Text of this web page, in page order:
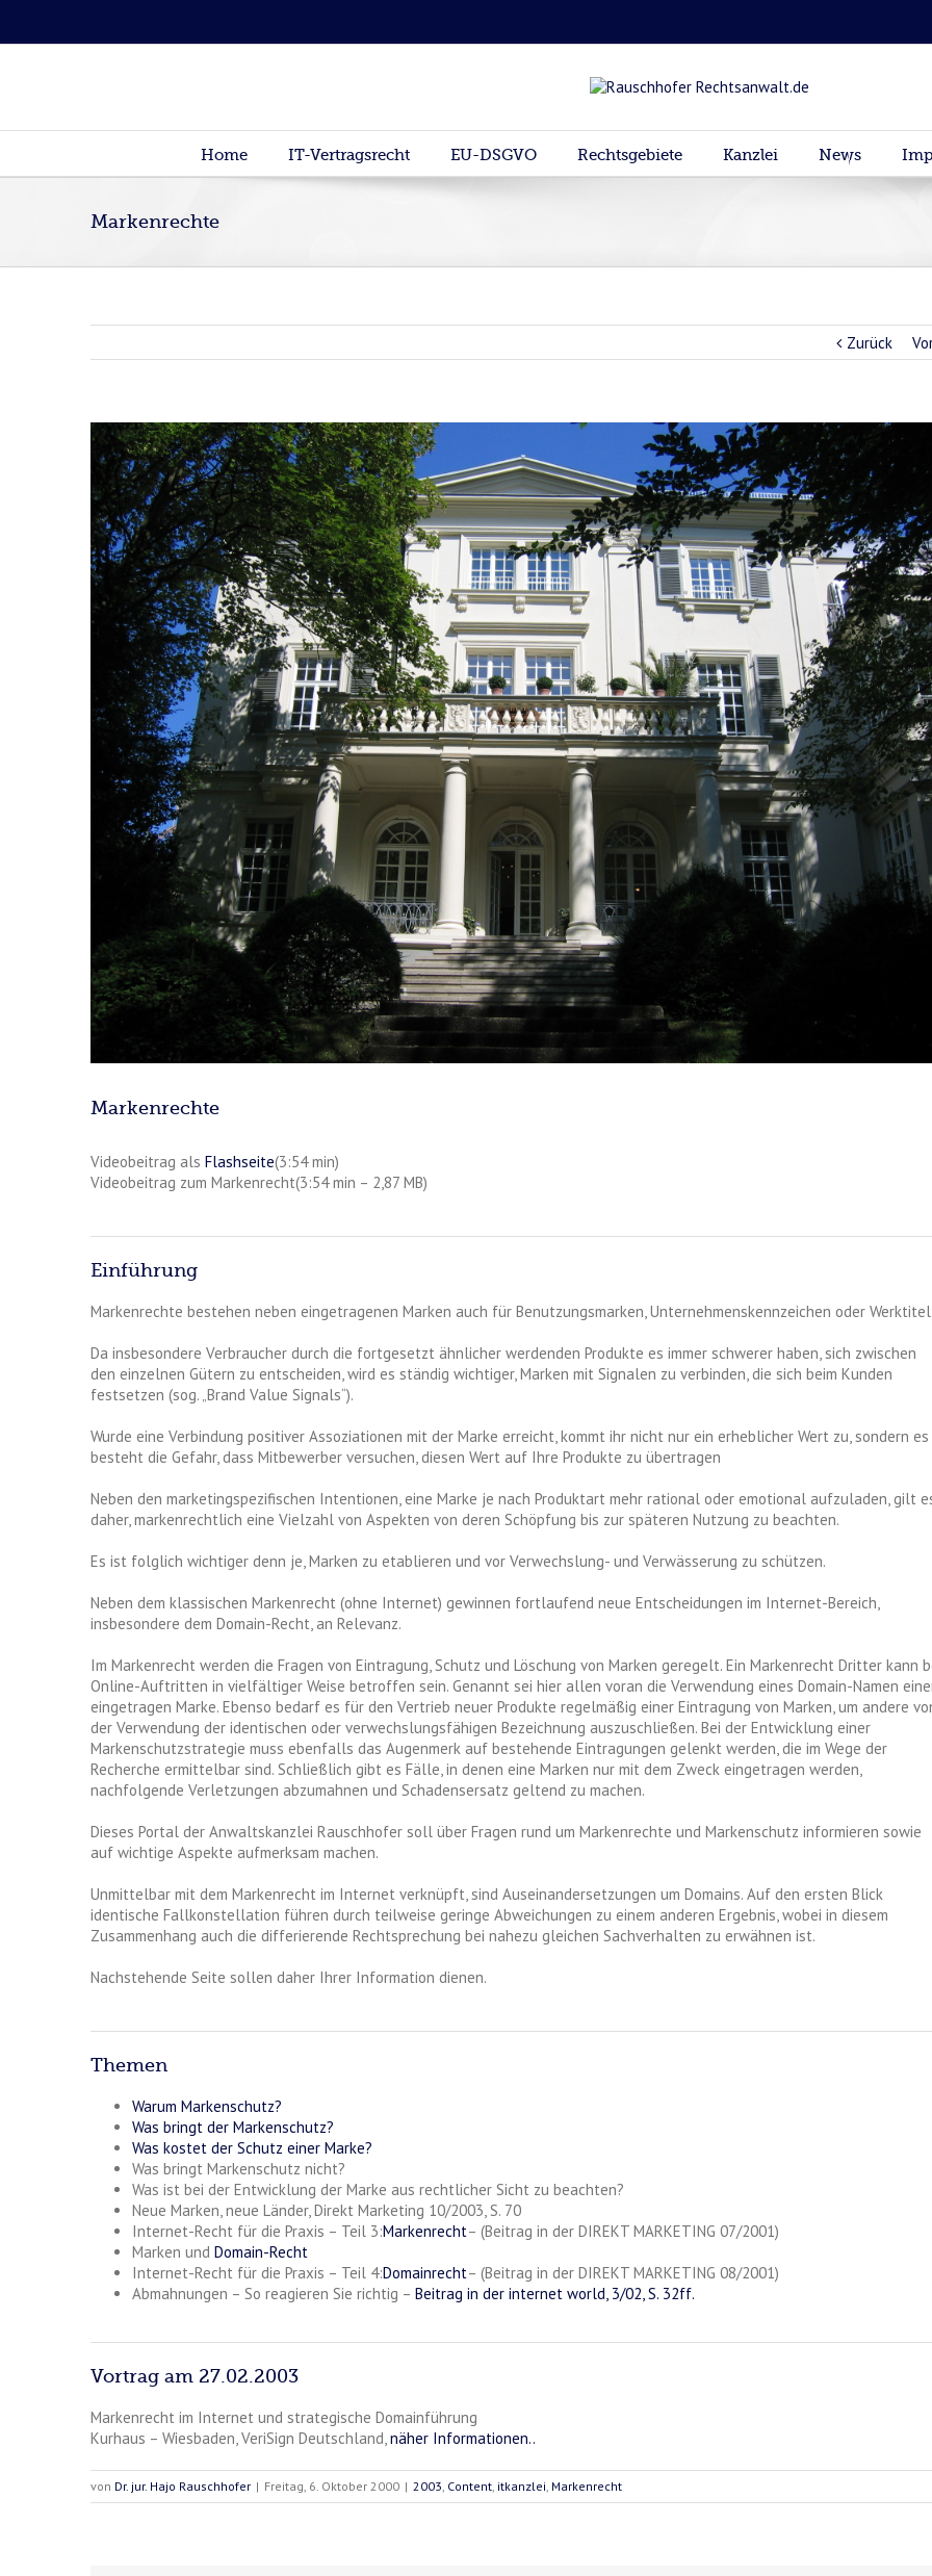
Home IT-Vertragsrecht EU-DSGVO Rechtsgebiete Kanzlei News
Markenrechte
Zurück
Markenrechte
Videobeitrag als Flashseite(3:54 min)
Videobeitrag zum Markenrecht(3:54 min – 2,87 MB)
Einführung
Markenrechte bestehen neben eingetragenen Marken auch für Benutzungsmarken, Unternehmenskennzeichen oder
Da insbesondere Verbraucher durch die fortgesetzt ähnlicher werdenden Produkte es immer schwerer haben, sich zwischen
den einzelnen Gütern zu entscheiden, wird es ständig wichtiger, Marken mit Signalen zu verbinden, die sich beim Kunden
festsetzen (sog. „Brand Value Signals“).
Wurde eine Verbindung positiver Assoziationen mit der Marke erreicht, kommt ihr nicht nur ein erheblicher Wert zu, sondern es
besteht die Gefahr, dass Mitbewerber versuchen, diesen Wert auf Ihre Produkte zu übertragen
Neben den marketingspezifischen Intentionen, eine Marke je nach Produktart mehr rational oder emotional aufzuladen, gilt
daher, markenrechtlich eine Vielzahl von Aspekten von deren Schöpfung bis zur späteren Nutzung zu beachten.
Es ist folglich wichtiger denn je, Marken zu etablieren und vor Verwechslung- und Verwässerung zu schützen.
Neben dem klassischen Markenrecht (ohne Internet) gewinnen fortlaufend neue Entscheidungen im Internet-Bereich,
insbesondere dem Domain-Recht, an Relevanz.
Im Markenrecht werden die Fragen von Eintragung, Schutz und Löschung von Marken geregelt. Ein Markenrecht Dritter kann
Online-Auftritten in vielfältiger Weise betroffen sein. Genannt sei hier allen voran die Verwendung eines Domain-Namen
eingetragen Marke. Ebenso bedarf es für den Vertrieb neuer Produkte regelmäßig einer Eintragung von Marken, um andere
der Verwendung der identischen oder verwechslungsfähigen Bezeichnung auszuschließen. Bei der Entwicklung einer
Markenschutzstrategie muss ebenfalls das Augenmerk auf bestehende Eintragungen gelenkt werden, die im Wege der
Recherche ermittelbar sind. Schließlich gibt es Fälle, in denen eine Marken nur mit dem Zweck eingetragen werden,
nachfolgende Verletzungen abzumahnen und Schadensersatz geltend zu machen.
Dieses Portal der Anwaltskanzlei Rauschhofer soll über Fragen rund um Markenrechte und Markenschutz informieren sowie
auf wichtige Aspekte aufmerksam machen.
Unmittelbar mit dem Markenrecht im Internet verknüpft, sind Auseinandersetzungen um Domains. Auf den ersten Blick
identische Fallkonstellation führen durch teilweise geringe Abweichungen zu einem anderen Ergebnis, wobei in diesem
Zusammenhang auch die differierende Rechtsprechung bei nahezu gleichen Sachverhalten zu erwähnen ist.
Nachstehende Seite sollen daher Ihrer Information dienen.
Themen
Warum Markenschutz?
Was bringt der Markenschutz?
Was kostet der Schutz einer Marke?
Was bringt Markenschutz nicht?
Was ist bei der Entwicklung der Marke aus rechtlicher Sicht zu beachten?
Neue Marken, neue Länder, Direkt Marketing 10/2003, S. 70
Internet-Recht für die Praxis – Teil 3:Markenrecht– (Beitrag in der DIREKT MARKETING 07/2001)
Marken und Domain-Recht
Internet-Recht für die Praxis – Teil 4:Domainrecht– (Beitrag in der DIREKT MARKETING 08/2001)
Abmahnungen – So reagieren Sie richtig – Beitrag in der internet world, 3/02, S. 32ff.
Vortrag am 27.02.2003
Markenrecht im Internet und strategische Domainführung
Kurhaus – Wiesbaden, VeriSign Deutschland, näher Informationen..
von Dr. jur. Hajo Rauschhofer | Freitag, 6. Oktober 2000 | 2003 Content itkanzlei Markenrecht